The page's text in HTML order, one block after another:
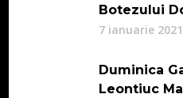
Botezului
7 ianuarie 2021
Duminica
Leontiuc